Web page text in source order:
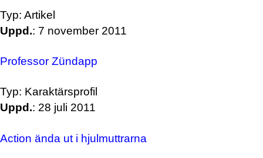
Typ: Artikel
Uppd.: 7 november 2011
Professor Zündapp
Typ: Karaktärsprofil
Uppd.: 28 juli 2011
Action ända ut i hjulmuttrarna